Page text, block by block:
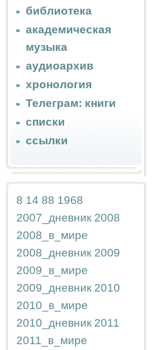
библиотека
академическая
музыка
аудиоархив
хронология
Телеграм: книги
списки
ссылки
8 14 88 1968
2007_дневник 2008
2008_в_мире
2008_дневник 2009
2009_в_мире
2009_дневник 2010
2010_в_мире
2010_дневник 2011
2011_в_мире